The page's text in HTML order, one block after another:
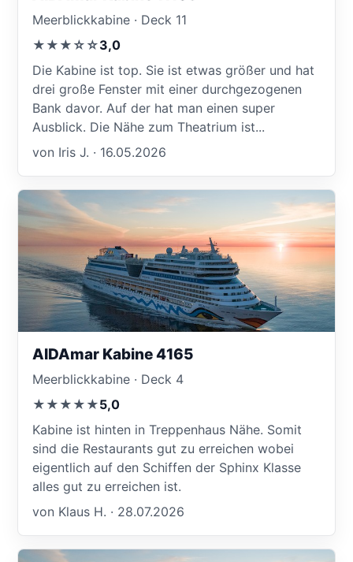
Meerblickkabine · Deck 11
★★★☆☆3,0
Die Kabine ist top. Sie ist etwas größer und hat
drei große Fenster mit einer durchgezogenen
Bank davor. Auf der hat man einen super
Ausblick. Die Nähe zum Theatrium ist...
von Iris J. · 16.05.2026
AIDAmar Kabine 4165
Meerblickkabine · Deck 4
★★★★★5,0
Kabine ist hinten in Treppenhaus Nähe. Somit
sind die Restaurants gut zu erreichen wobei
eigentlich auf den Schiffen der Sphinx Klasse
alles gut zu erreichen ist.
von Klaus H. · 28.07.2026